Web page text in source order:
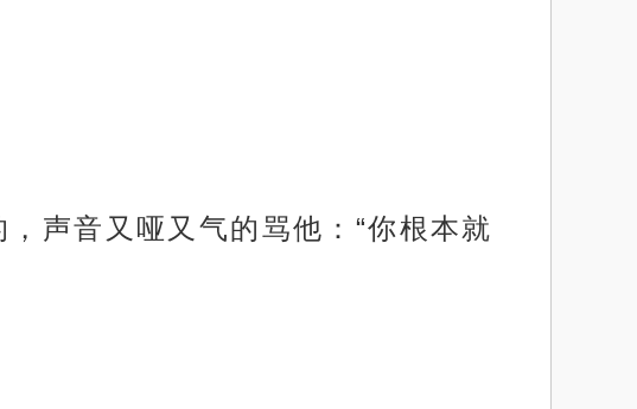
声音又哑又气的骂他：“你根本就